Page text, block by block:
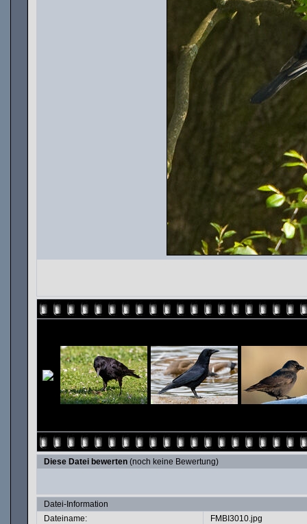
Diese Datei bewerten (noch keine Bewertung)
Datei-Information
Dateiname:
FMBI3010.jpg